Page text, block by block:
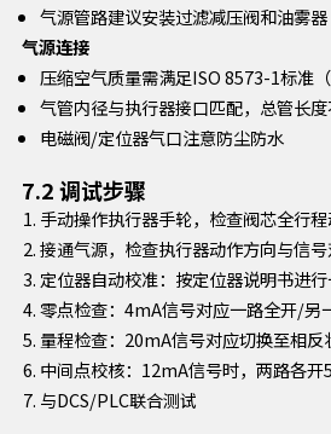
气源管路建议安装过滤减压阀和油雾器
气源连接
压缩空气质量需满足ISO 8573-1标准
气管内径与执行器接口匹配，总管长
电磁阀/定位器气口注意防尘防水
7.2 调试步骤
手动操作执行器手轮，检查阀芯全行
接通气源，检查执行器动作方向与信
定位器自动校准：按定位器说明书进
零点检查：4mA信号对应一路全开/另
量程检查：20mA信号对应切换至相反
中间点校核：12mA信号时，两路各
与DCS/PLC联合测试